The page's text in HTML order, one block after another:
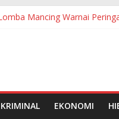
Mancing Warnai
BOS di SMPN 2
Pelalawan Tahun 2026
EKONOMI